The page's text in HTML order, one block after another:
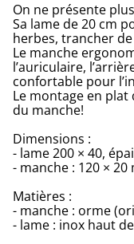
On ne présente
Sa lame de 20 cm
herbes, trancher
Le manche
l’auriculaire,
confortable pour
Le montage en
du manche!
Dimensions :
- lame 200 × 40,
- manche : 120 ×
Matières :
- manche : orme
- lame : inox haut